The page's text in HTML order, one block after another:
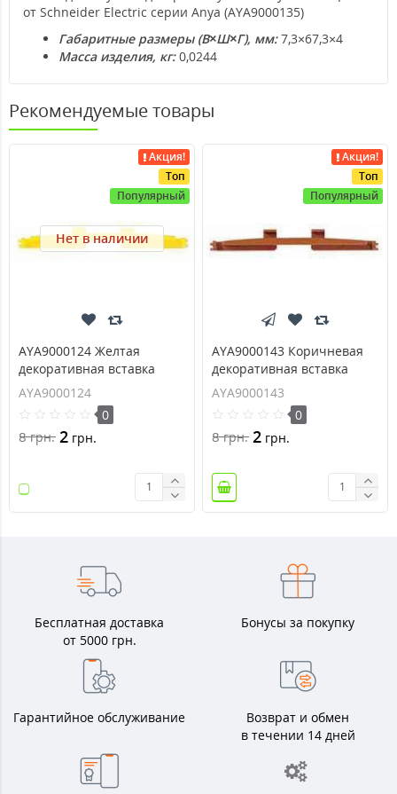
от Schneider Electric серии Anya (AYA9000135)
Габаритные размеры (В×Ш×Г), мм:7,3×67,3×4
Масса изделия, кг:0,0244
Рекомендуемые товары
Акция!
Топ
Популярный
Нет в наличии
AYA9000124 Желтая
декоративная вставка
серия Anya
AYA9000124
0
8грн. 2 грн.
Акция!
Топ
Популярный
AYA9000143 Коричневая
декоративная вставка
серия Anya
AYA9000143
0
8грн. 2 грн.
Бесплатная доставка
от 5000 грн.
Бонусы за покупку
Гарантийное обслуживание
Возврат и обмен
в течении 14 дней